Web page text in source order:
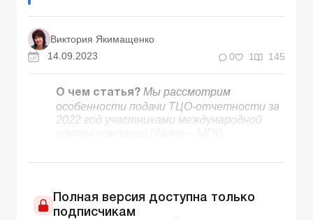
Виктория Якимащенко
14.09.2023
0 1 145
О чем статья? Мы рассмотрим
особенности подачи ТЦО-отчетности за
2022 год участниками международной
Полная версия доступна только
подписчикам